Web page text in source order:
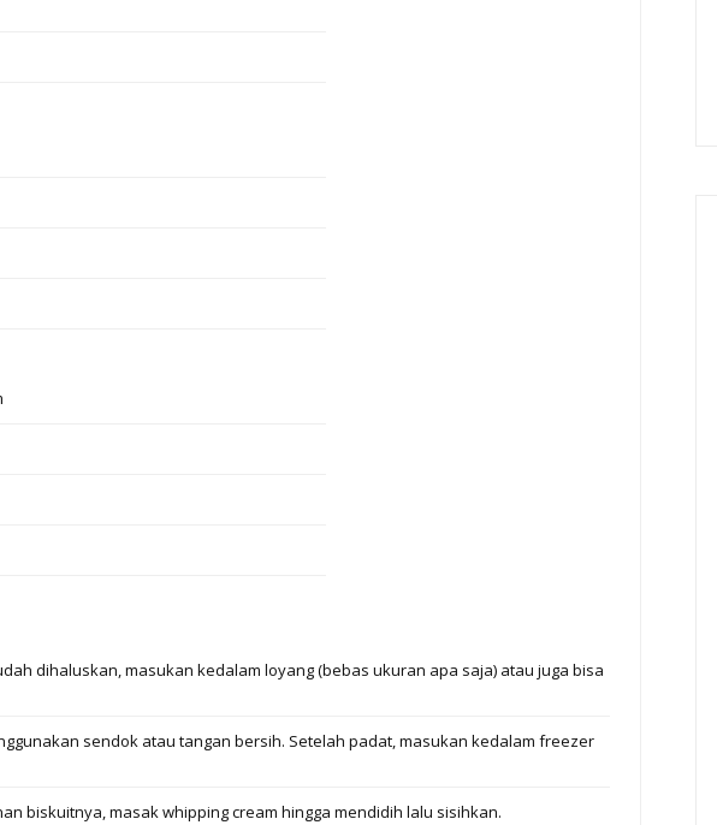
dihaluskan, masukan kedalam loyang (bebas ukuran apa saja) atau juga bisa
sendok atau tangan bersih. Setelah padat, masukan kedalam freezer
biskuitnya, masak whipping cream hingga mendidih lalu sisihkan.